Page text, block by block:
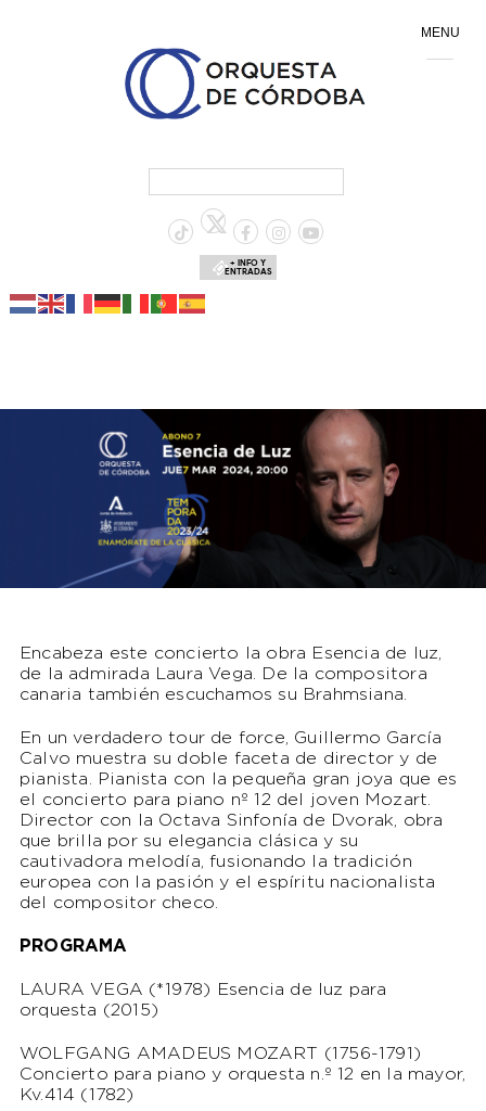
+ INFO Y
ENTRADAS
Encabeza este concierto la obra Esencia de luz,
de la admirada Laura Vega. De la compositora
canaria también escuchamos su Brahmsiana.
En un verdadero tour de force, Guillermo García
Calvo muestra su doble faceta de director y de
pianista. Pianista con la pequeña gran joya que es
el concierto para piano nº 12 del joven Mozart.
Director con la Octava Sinfonía de Dvorak, obra
que brilla por su elegancia clásica y su
cautivadora melodía, fusionando la tradición
europea con la pasión y el espíritu nacionalista
del compositor checo.
PROGRAMA
LAURA VEGA (*1978) Esencia de luz para
orquesta (2015)
WOLFGANG AMADEUS MOZART (1756-1791)
Concierto para piano y orquesta n.º 12 en la mayor,
Kv.414 (1782)
MENU